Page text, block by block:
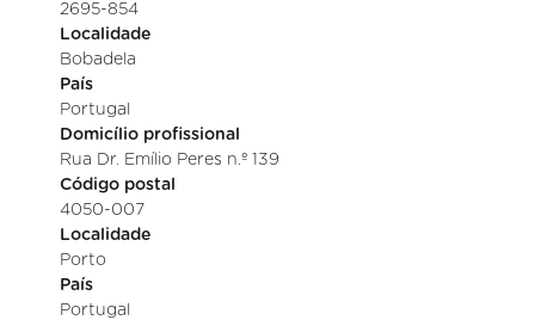
2695-854
Localidade
Bobadela
País
Portugal
Domicílio profissional
Rua Dr. Emílio Peres n.º 139
Código postal
4050-007
Localidade
Porto
País
Portugal